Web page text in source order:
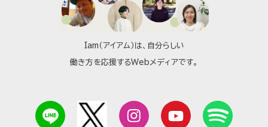
Iam（アイアム）は、自分らしい
働き方を応援するWebメディアです。